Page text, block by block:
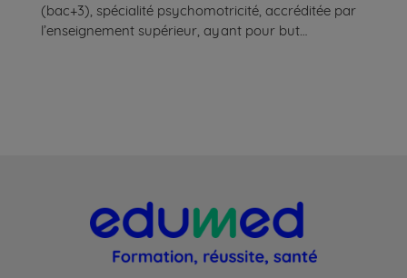
(bac+3), spécialité psychomotricité, accréditée par
l’enseignement supérieur, ayant pour but